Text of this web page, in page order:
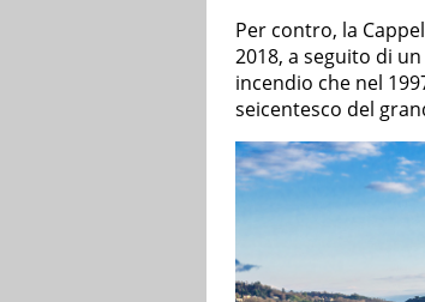
Per contro, la
2018, a seguito di
incendio che nel
seicentesco del